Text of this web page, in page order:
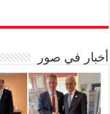
أخبار في صور